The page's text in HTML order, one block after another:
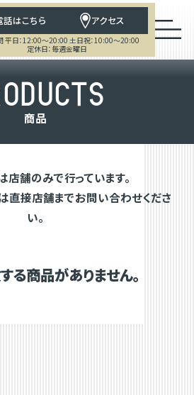
話はこちら アクセス
平日：12:00～20:00 土日祝：10:00～20:00
定休日：毎週金曜日
ODUCTS
商品
舗のみで行っています。
直接店舗までお問い合わせくださ
い。
る商品がありません。